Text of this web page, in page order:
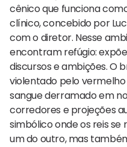
cênico que funciona
clínico, concebido por
com o diretor. Nesse
encontram refúgio:
discursos e ambições. O
violentado pelo
sangue derramado em
corredores e projeções
simbólico onde os reis
um do outro, mas